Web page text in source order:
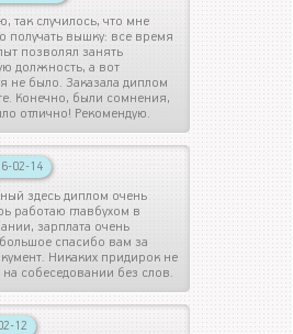
так случилось, что мне
получать вышку: все время
позволял занять
должность, а вот
не было. Заказала диплом
Конечно, были сомнения,
отлично! Рекомендую.
02-14
здесь диплом очень
работаю главбухом в
зарплата очень
спасибо вам за
Никаких придирок не
собеседовании без слов.
12